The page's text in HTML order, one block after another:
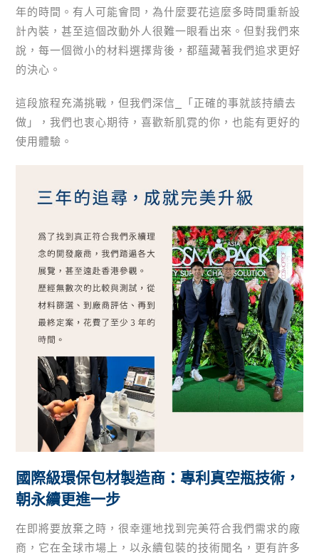
年的時間。有人可能會問，為什麼要花這麼多時間重新設
計內裝，甚至這個改動外人很難一眼看出來。但對我們來
說，每一個微小的材料選擇背後，都蘊藏著我們追求更好
的決心。
這段旅程充滿挑戰，但我們深信⎯「正確的事就該持續去
做」，我們也衷心期待，喜歡新肌霓的你，也能有更好的
使用體驗。
國際級環保包材製造商：專利真空瓶技術，
朝永續更進一步
在即將要放棄之時，很幸運地找到完美符合我們需求的廠
商，它在全球市場上，以永續包裝的技術聞名，更有許多